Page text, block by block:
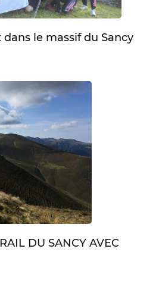
le massif du Sancy
DU SANCY AVEC